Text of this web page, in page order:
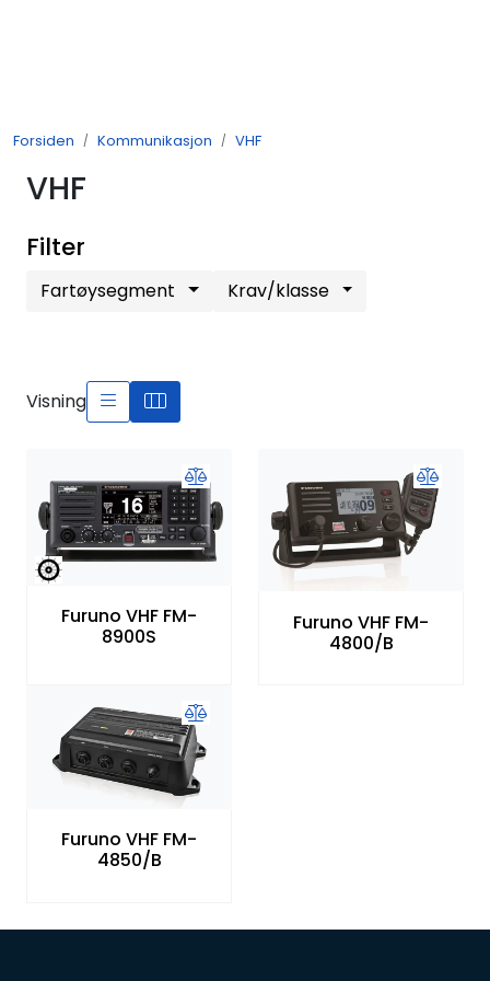
Forsiden Kommunikasjon VHF
VHF
Filter
Fartøysegment Krav/klasse
Visning
Furuno VHF FM-
8900S
Furuno VHF FM-
4800/B
Furuno VHF FM-
4850/B
Kommunikasjon
Kamera
Nettverk
Ansatte